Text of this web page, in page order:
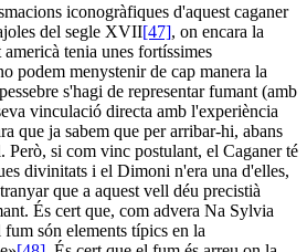
iconogràfiques d'aquest caganer
del segle XVII[47], on encara la
tenia unes fortíssimes
podem menystenir de cap manera la
s'hagi de representar fumant (amb
vinculació directa amb l'experiència
que ja sabem que per arribar-hi, abans
Però, si com vinc postulant, el Caganer té
divinitats i el Dimoni n'era una d'elles,
que a aquest vell déu precistià
És cert que, com advera Na Sylvia
són elements típics en la